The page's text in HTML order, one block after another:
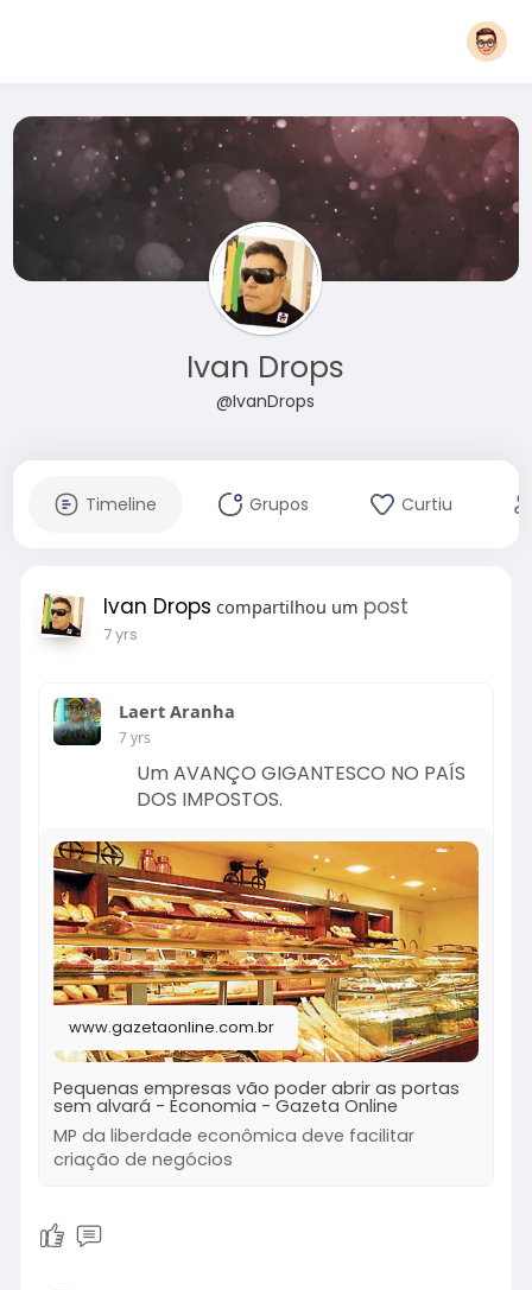
Ivan Drops
@IvanDrops
Timeline Grupos Curtiu
Ivan Drops compartilhou um post
7 yrs
Laert Aranha
7 yrs
Um AVANÇO GIGANTESCO NO PAÍS
DOS IMPOSTOS.
www.gazetaonline.com.br
Pequenas empresas vão poder abrir as portas
sem alvará - Economia - Gazeta Online
MP da liberdade econômica deve facilitar
criação de negócios